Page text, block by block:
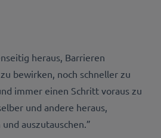
heraus, Barrieren
bewirken, noch schneller zu
immer einen Schritt voraus zu
und andere heraus,
auszutauschen.”